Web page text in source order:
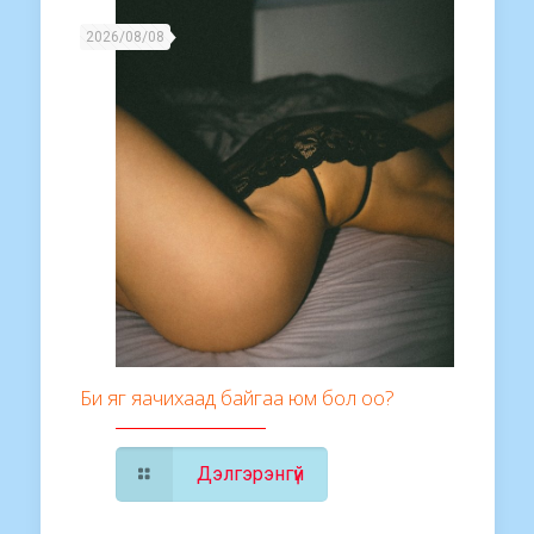
2026/08/08
Би яг яачихаад байгаа юм бол оо?
Дэлгэрэнгүй